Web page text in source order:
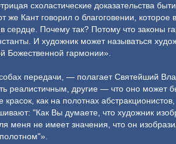
схоластические доказательства
же Кант говорил о благоговении,
сердце. Почему так? Потому что законы
И художник может называться
Божественной гармонии».
передачи, — полагает Святейший
реалистичным, другие — что оно может
как на полотнах
"Как Вы думаете, что художник
меня не имеет значения, что он